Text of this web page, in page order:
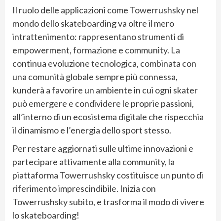
Il ruolo delle applicazioni come Towerrushsky nel
mondo dello skateboarding va oltre il mero
intrattenimento: rappresentano strumenti di
empowerment, formazione e community. La
continua evoluzione tecnologica, combinata con
una comunità globale sempre più connessa,
kunderà a favorire un ambiente in cui ogni skater
può emergere e condividere le proprie passioni,
all’interno di un ecosistema digitale che rispecchia
il dinamismo e l’energia dello sport stesso.
Per restare aggiornati sulle ultime innovazioni e
partecipare attivamente alla community, la
piattaforma Towerrushsky costituisce un punto di
riferimento imprescindibile. Inizia con
Towerrushsky subito, e trasforma il modo di vivere
lo skateboarding!